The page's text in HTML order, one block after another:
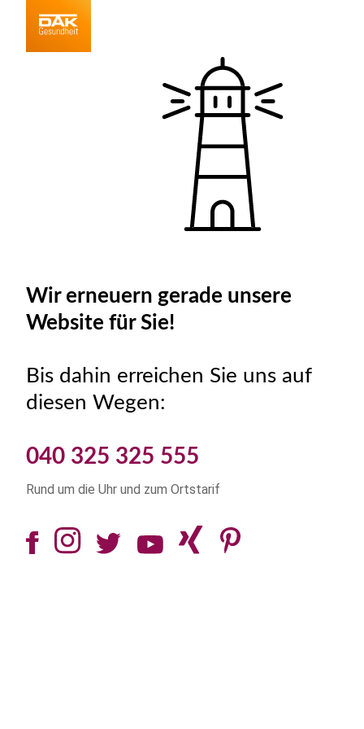
Wir erneuern gerade unsere
Website für Sie!
Bis dahin erreichen Sie uns auf
diesen Wegen:
040 325 325 555
Rund um die Uhr und zum Ortstarif